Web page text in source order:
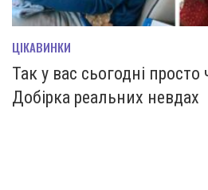
ЦІКАВИНКИ
Так у вас сьогодні
Добірка реальних невдах